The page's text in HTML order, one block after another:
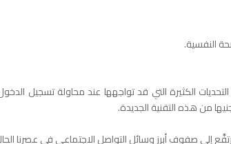
النفسية.
الكثيرة التي قد تواجهها عند محاولة تسجيل
من هذه التقنية الجديدة.
إلى صفوف أبرز وسائل التواصل الاجتماعي في عصرنا